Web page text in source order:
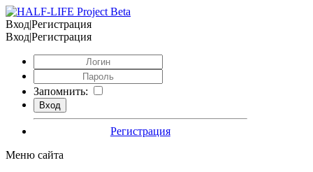
Вход|Регистрация
Вход|Регистрация
Запомнить:
Регистрация
Меню сайта